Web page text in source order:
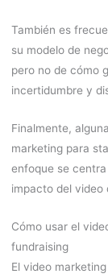
También es
su modelo de
pero no de cómo
incertidumbre y
Finalmente,
marketing para
enfoque se
impacto del video
Cómo usar el
fundraising
El video